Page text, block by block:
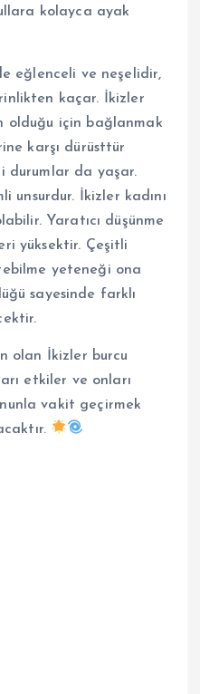
kolayca ayak
eğlenceli ve neşelidir,
kaçar. İkizler
olduğu için bağlanmak
karşı dürüsttür
durumlar da yaşar.
unsurdur. İkizler kadını
Yaratıcı düşünme
yüksektir. Çeşitli
yeteneği ona
sayesinde farklı
olan İkizler burcu
etkiler ve onları
vakit geçirmek